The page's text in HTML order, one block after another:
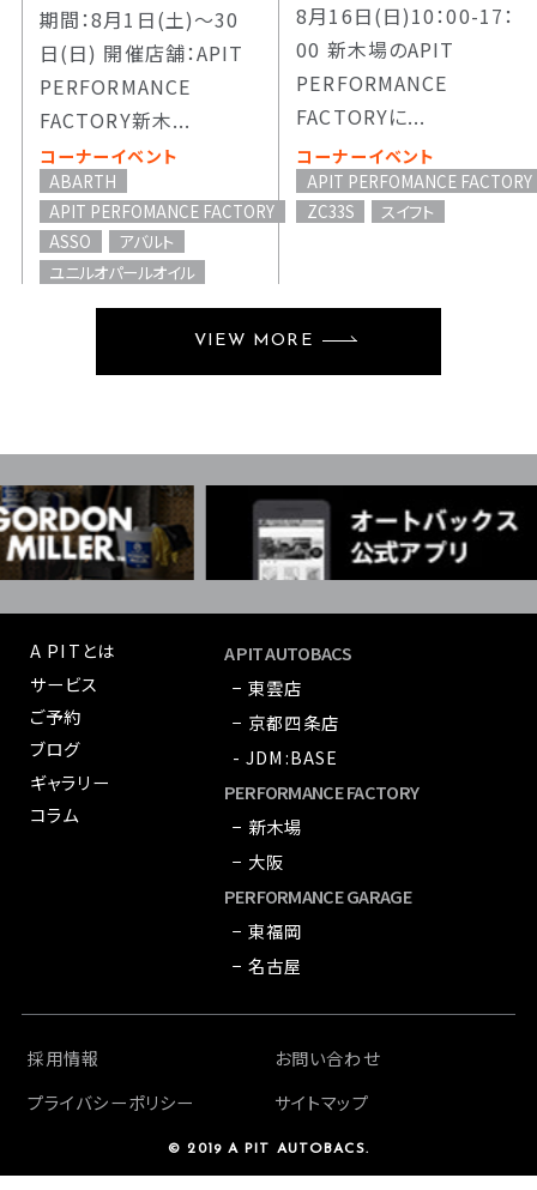
期間：8月1日(土)～30
日(日) 開催店舗：APIT
PERFORMANCE
FACTORY新木...
コーナーイベント
ABARTH
APIT PERFOMANCE FACTORY
ASSO
アバルト
ユニルオパールオイル
8月16日(日)10：00-17：
00 新木場のAPIT
PERFORMANCE
FACTORYに...
コーナーイベント
APIT PERFOMANCE FACTORY
ZC33S
スイフト
VIEW MORE
A PITとは
サービス
ご予約
ブログ
ギャラリー
コラム
A PIT AUTOBACS
− 東雲店
− 京都四条店
- JDM:BASE
PERFORMANCE FACTORY
− 新木場
− 大阪
PERFORMANCE GARAGE
− 東福岡
− 名古屋
採用情報
お問い合わせ
プライバシーポリシー
サイトマップ
© 2019 A PIT AUTOBACS.